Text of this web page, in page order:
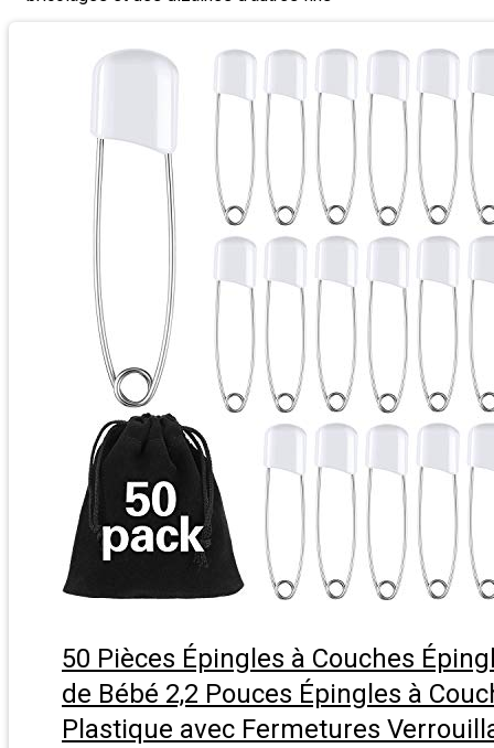
50 Pièces Épingles à Couches
de Bébé 2,2 Pouces Épingles à
Plastique avec Fermetures